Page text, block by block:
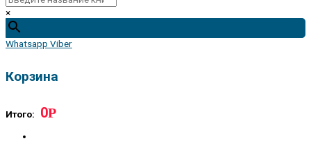
×
Whatsapp Viber
Корзина
Итого: 0Р